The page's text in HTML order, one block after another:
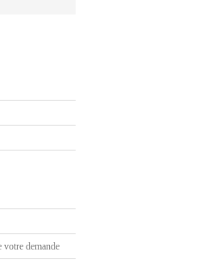
demande